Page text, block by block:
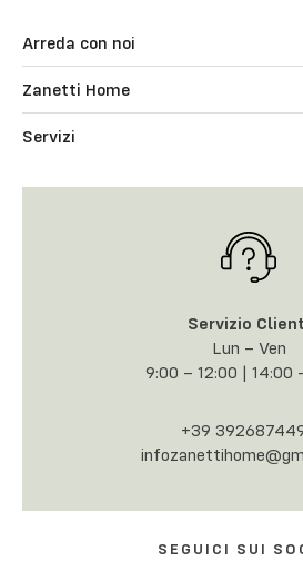
Arreda con noi
Zanetti Home
Servizi
Servizio
Lun – Ven
9:00 – 12:00 | 14:00
+39
SEGUICI SUI